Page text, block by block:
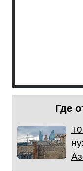
Где